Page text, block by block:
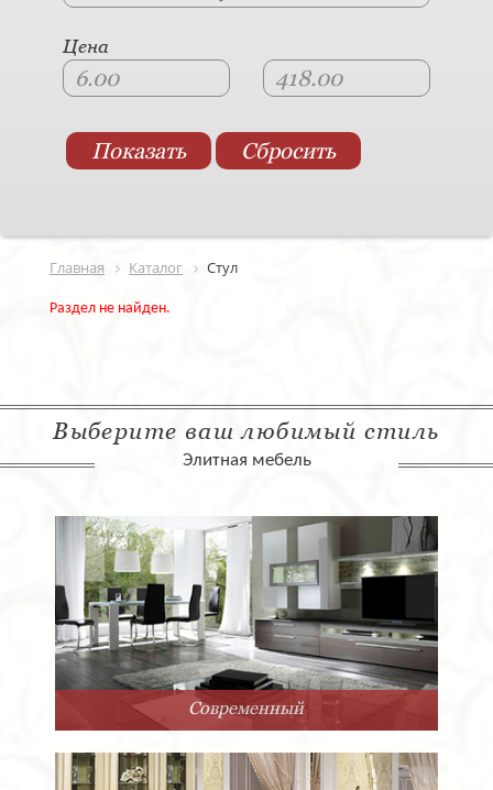
Цена
Главная Каталог Стул
Раздел не найден.
Выберите ваш любимый стиль
Элитная мебель
Современный